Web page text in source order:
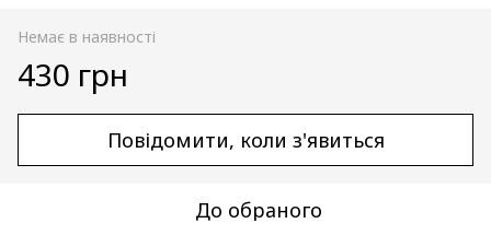
Немає в наявності
430 грн
Повідомити, коли з'явиться
До обраного